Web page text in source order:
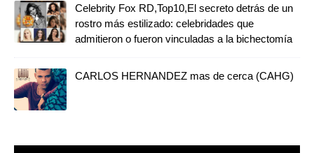
Celebrity Fox RD,Top10,El secreto detrás de un
rostro más estilizado: celebridades que
admitieron o fueron vinculadas a la bichectomía
CARLOS HERNANDEZ mas de cerca (CAHG)